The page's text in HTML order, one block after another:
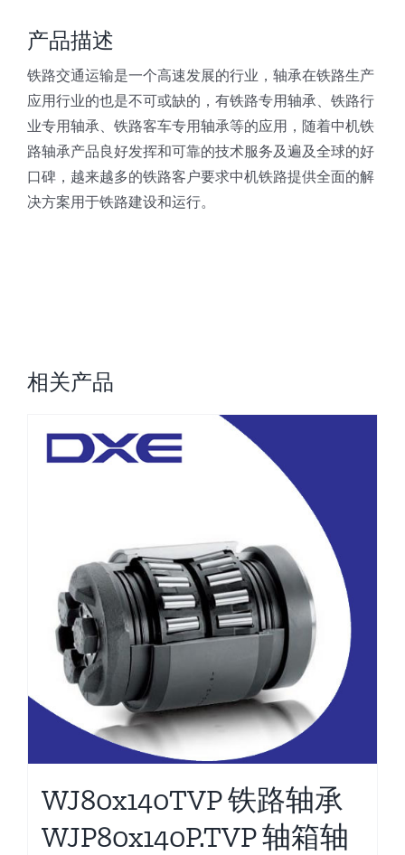
产品描述
铁路交通运输是一个高速发展的行业，轴承在铁路生产
应用行业的也是不可或缺的，有铁路专用轴承、铁路行
业专用轴承、铁路客车专用轴承等的应用，随着中机铁
路轴承产品良好发挥和可靠的技术服务及遍及全球的好
口碑，越来越多的铁路客户要求中机铁路提供全面的解
决方案用于铁路建设和运行。
相关产品
WJ80x140TVP 铁路轴承
WJP80x140P.TVP 轴箱轴